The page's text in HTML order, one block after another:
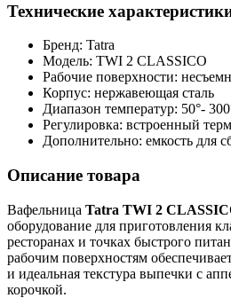
Технические
Бренд: Tatra
Модель: TWI 2 CLASSICO
Рабочие поверхности:
Корпус: нержавеющая сталь
Диапазон температур: 50°-
Регулировка: встроенный
Дополнительно: емкость для
Описание товара
Вафельница Tatra TWI 2
оборудование для приготовления
ресторанах и точках быстрого
рабочим поверхностям
и идеальная текстура выпечки с
корочкой.